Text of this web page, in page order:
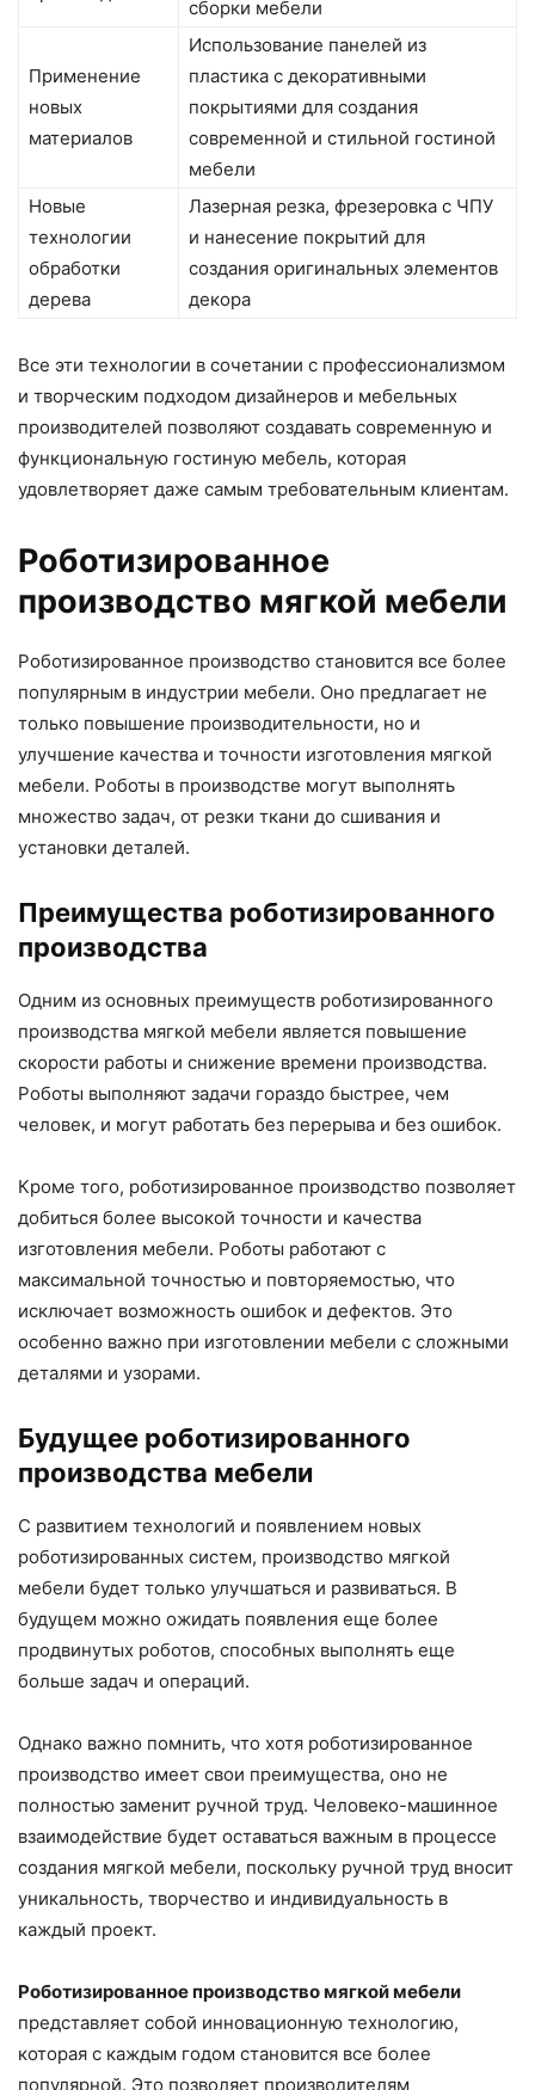
сборки мебели
Применение
новых
материалов
Использование панелей из
пластика с декоративными
покрытиями для создания
современной и стильной гостиной
мебели
Новые
технологии
обработки
дерева
Лазерная резка, фрезеровка с ЧПУ
и нанесение покрытий для
создания оригинальных элементов
декора
Все эти технологии в сочетании с профессионализмом
и творческим подходом дизайнеров и мебельных
производителей позволяют создавать современную и
функциональную гостиную мебель, которая
удовлетворяет даже самым требовательным клиентам.
Роботизированное
производство мягкой мебели
Роботизированное производство становится все более
популярным в индустрии мебели. Оно предлагает не
только повышение производительности, но и
улучшение качества и точности изготовления мягкой
мебели. Роботы в производстве могут выполнять
множество задач, от резки ткани до сшивания и
установки деталей.
Преимущества роботизированного
производства
Одним из основных преимуществ роботизированного
производства мягкой мебели является повышение
скорости работы и снижение времени производства.
Роботы выполняют задачи гораздо быстрее, чем
человек, и могут работать без перерыва и без ошибок.
Кроме того, роботизированное производство позволяет
добиться более высокой точности и качества
изготовления мебели. Роботы работают с
максимальной точностью и повторяемостью, что
исключает возможность ошибок и дефектов. Это
особенно важно при изготовлении мебели с сложными
деталями и узорами.
Будущее роботизированного
производства мебели
С развитием технологий и появлением новых
роботизированных систем, производство мягкой
мебели будет только улучшаться и развиваться. В
будущем можно ожидать появления еще более
продвинутых роботов, способных выполнять еще
больше задач и операций.
Однако важно помнить, что хотя роботизированное
производство имеет свои преимущества, оно не
полностью заменит ручной труд. Человеко-машинное
взаимодействие будет оставаться важным в процессе
создания мягкой мебели, поскольку ручной труд вносит
уникальность, творчество и индивидуальность в
каждый проект.
Роботизированное производство мягкой мебели
представляет собой инновационную технологию,
которая с каждым годом становится все более
популярной. Это позволяет производителям